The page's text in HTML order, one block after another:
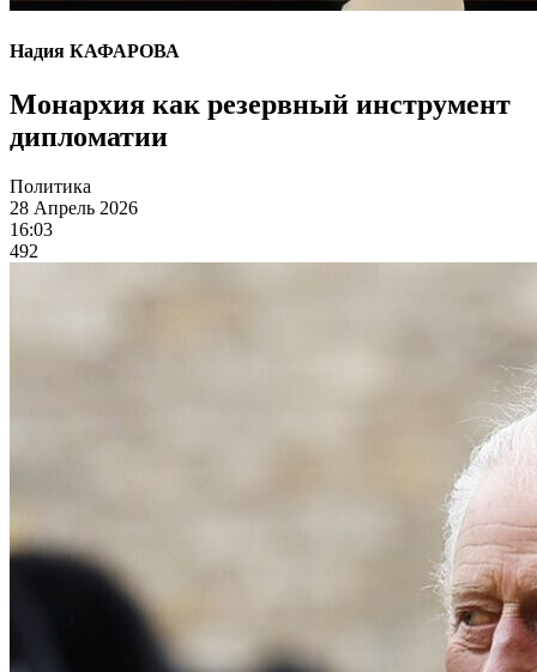
Надия КАФАРОВА
Монархия как резервный инструмент
дипломатии
Политика
28 Апрель 2026
16:03
492